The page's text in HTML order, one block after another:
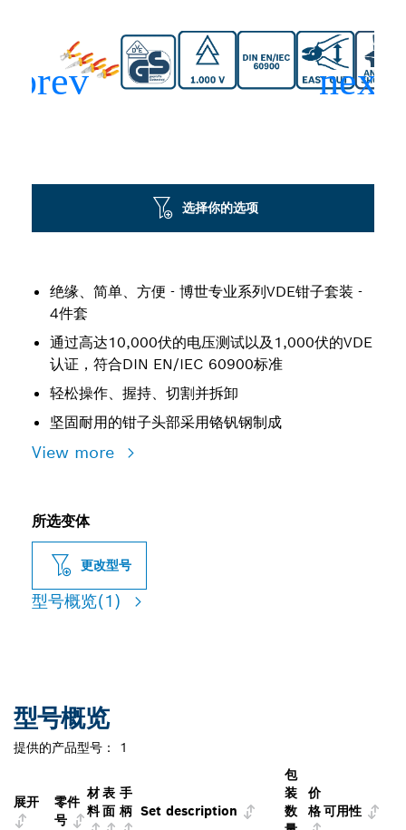
绝缘、简单、方便 - 博世专业系列VDE钳子套装 -
4件套
通过高达10,000伏的电压测试以及1,000伏的VDE
认证，符合DIN EN/IEC 60900标准
轻松操作、握持、切割并拆卸
坚固耐用的钳子头部采用铬钒钢制成
View more
选择你的选项
所选变体
更改型号
型号概览(1)
型号概览
提供的产品型号： 1
展开
零件
号
材
料
表
面
手
柄 Set description
包
装
数
价
格可用性